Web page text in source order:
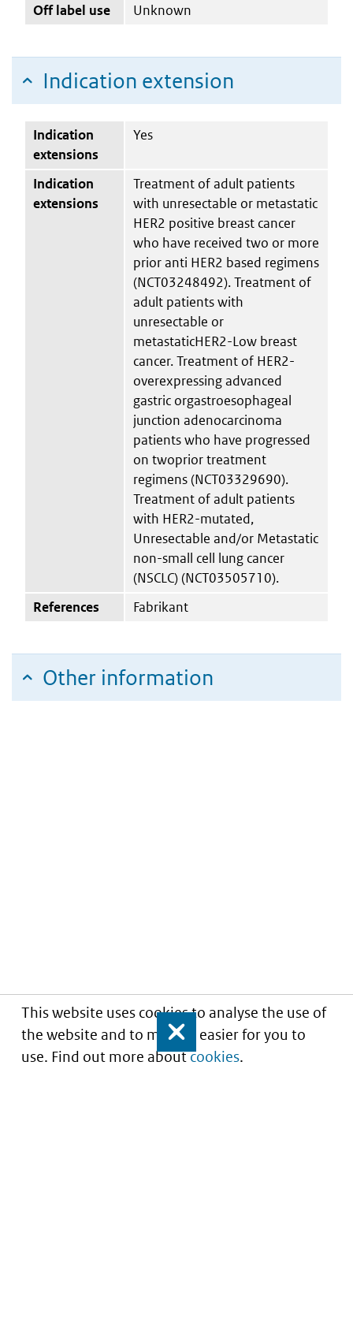
This website uses cookies to analyse the use of
the website and to make it easier for you to
use. Find out more aboutcookies.
Close
Off label use Unknown
Indication extension
Indication
extensions
Yes
Indication
extensions
Treatment of adult patients
with unresectable or metastatic
HER2 positive breast cancer
who have received two or more
prior anti HER2 based regimens
(NCT03248492). Treatment of
adult patients with
unresectable or
metastaticHER2-Low breast
cancer. Treatment of HER2-
overexpressing advanced
gastric orgastroesophageal
junction adenocarcinoma
patients who have progressed
on twoprior treatment
regimens (NCT03329690).
Treatment of adult patients
with HER2-mutated,
Unresectable and/or Metastatic
non-small cell lung cancer
(NSCLC) (NCT03505710).
References
Fabrikant
Other information